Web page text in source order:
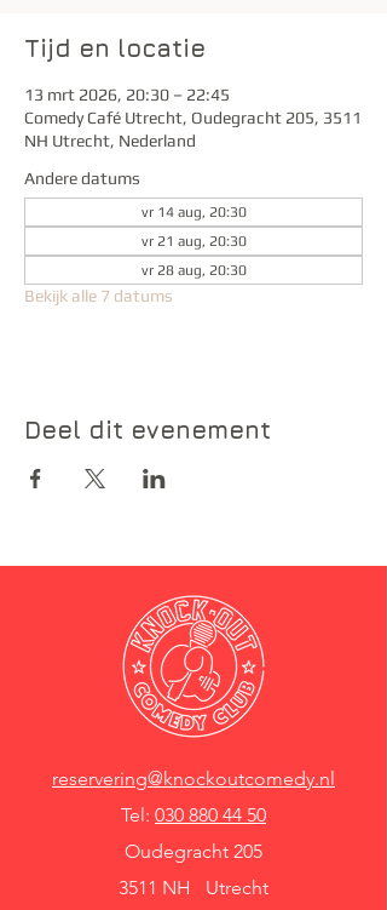
Tijd en locatie
13 mrt 2026, 20:30 – 22:45
Comedy Café Utrecht, Oudegracht 205, 3511
NH Utrecht, Nederland
Andere datums
vr 14 aug, 20:30
vr 21 aug, 20:30
vr 28 aug, 20:30
Bekijk alle 7 datums
Deel dit evenement
reservering@knockoutcomedy.nl
Tel: 030 880 44 50
Oudegracht 205
3511 NH Utrecht